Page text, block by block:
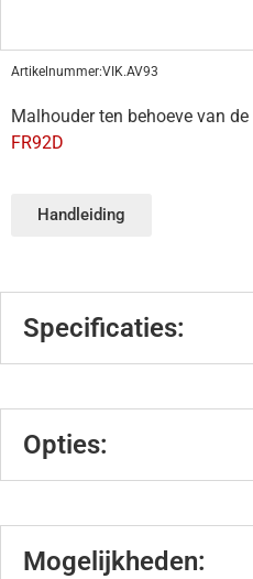
Artikelnummer:VIK.AV93
Malhouder ten behoeve van de
FR92D
Handleiding
Specificaties:
Opties:
Mogelijkheden: